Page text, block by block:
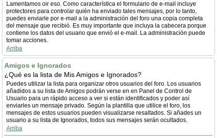
Lamentamos oir eso. Como característica el formulario de e-mail incluye
protectores para controlar quién ha enviado tales mensajes, por lo tanto,
puedes enviarle por e-mail a la administración del foro una copia completa
del mensaje que recibió. Es muy importante que incluya la cabecera porque
contiene los datos del usuario que envió el e-mail. La administración puede
tomar acciones.
Arriba
Amigos e Ignorados
¿Qué es la lista de Mis Amigos e Ignorados?
Puedes utilizar la lista para organizar otros usuarios del foro. Los usuarios
añadidos a su lista de Amigos podrán verse en en Panel de Control de
Usuario para un rápido acceso a ver si están identificados y poder así
enviarles un mensaje privado. Según la plantilla que utilice el foro, los
mensajes de estos usuarios pueden visualizarse resaltados. Si añades un
usuario a su lista de Ignorados, todos sus mensajes serán ocultados.
Arriba